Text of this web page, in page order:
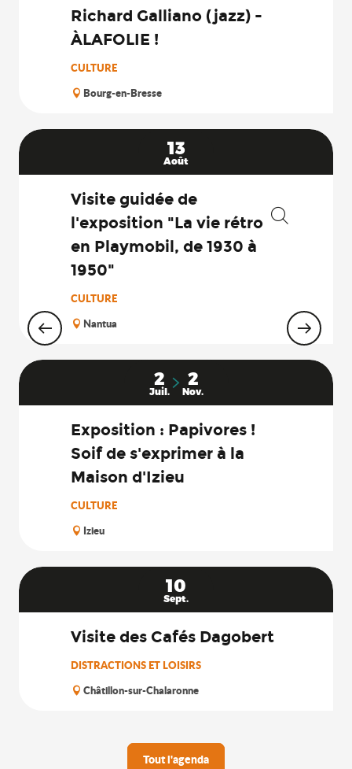
Richard Galliano (jazz) -
ÀLAFOLIE !
CULTURE
Bourg-en-Bresse
13
Août
Visite guidée de
l'exposition "La vie rétro
en Playmobil, de 1930 à
1950"
CULTURE
Nantua
2
Juil.
2
Nov.
Exposition : Papivores !
Soif de s'exprimer à la
Maison d'Izieu
CULTURE
Izieu
10
Sept.
Visite des Cafés Dagobert
DISTRACTIONS ET LOISIRS
Châtillon-sur-Chalaronne
Tout l'agenda